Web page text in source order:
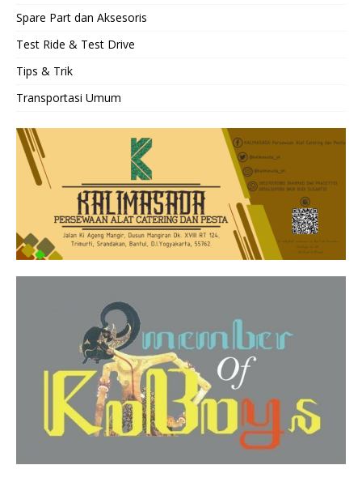
Spare Part dan Aksesoris
Test Ride & Test Drive
Tips & Trik
Transportasi Umum